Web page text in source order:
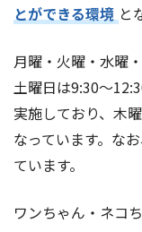
とができる環境 と
月曜・火曜・水曜
土曜日は9:30～
実施しており、木
なっています。な
ています。
ワンちゃん・ネコ